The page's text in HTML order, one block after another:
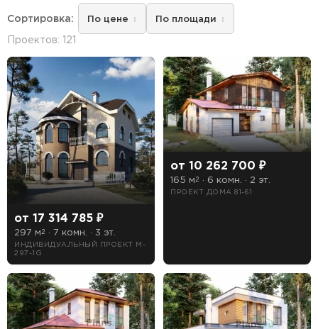
Сортировка: По цене По площади
Проектов: 121
от 17 314 785 ₽
297 м2 · 7 комн. · 3 эт.
ИНДИВИДУАЛЬНЫЙ ПРОЕКТ M-
297-1G
от 10 262 700 ₽
165 м 2 · 6 комн. · 2 эт.
ПРОЕКТ ДОМА 81-61
От До
Этажность
1 этажные дома
2 этажные дома
3 этажные дома
Тип кровли
Мансардная
Плоская
Чердачная